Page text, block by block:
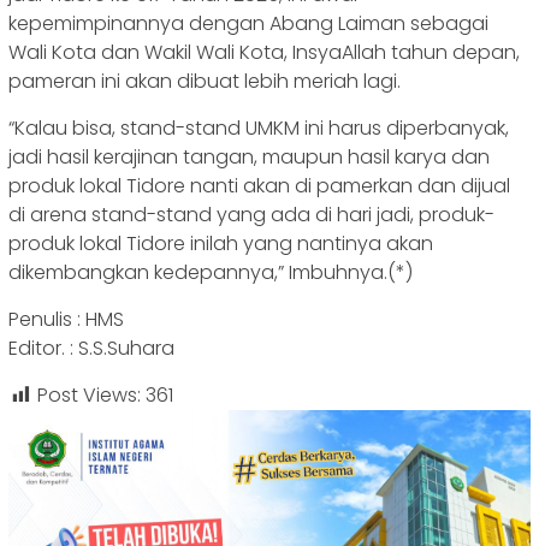
kepemimpinannya dengan Abang Laiman sebagai
Wali Kota dan Wakil Wali Kota, InsyaAllah tahun depan,
pameran ini akan dibuat lebih meriah lagi.
“Kalau bisa, stand-stand UMKM ini harus diperbanyak,
jadi hasil kerajinan tangan, maupun hasil karya dan
produk lokal Tidore nanti akan di pamerkan dan dijual
di arena stand-stand yang ada di hari jadi, produk-
produk lokal Tidore inilah yang nantinya akan
dikembangkan kedepannya,” Imbuhnya.(*)
Penulis : HMS
Editor. : S.S.Suhara
Post Views: 361